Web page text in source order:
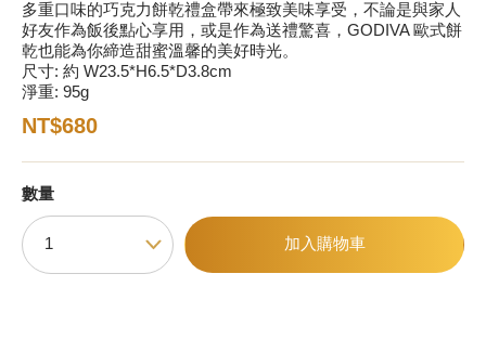
巧克力餅乾
巧克力磚/巧克力豆
霜淇淋
多重口味的巧克力餅乾禮盒帶來極致美味享受，不論是與家人
好友作為飯後點心享用，或是作為送禮驚喜，GODIVA 歐式餅
乾也能為你締造甜蜜溫馨的美好時光。
尺寸: 約 W23.5*H6.5*D3.8cm
淨重: 95g
NT$680
數量
加入購物車